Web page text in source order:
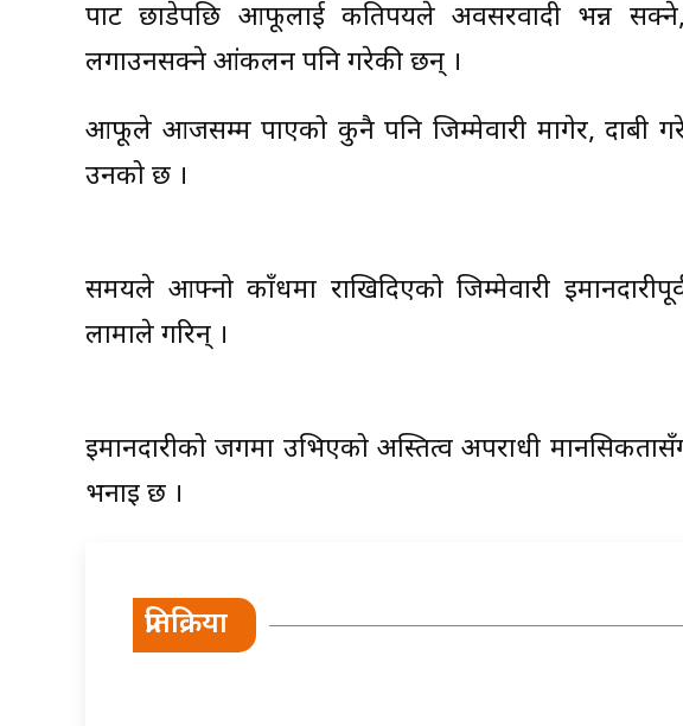
पार्टी छाडेपछि आफूलाई कतिपयले अवसरवादी भन्न
लगाउनसक्ने आंकलन पनि गरेकी छन् ।
आफूले आजसम्म पाएको कुनै पनि जिम्मेवारी मागेर, दाबी
उनको छ ।
समयले आफ्नो काँधमा राखिदिएको जिम्मेवारी
लामाले गरिन् ।
इमानदारीको जगमा उभिएको अस्तित्व अपराधी
भनाइ छ ।
प्रतिक्रिया